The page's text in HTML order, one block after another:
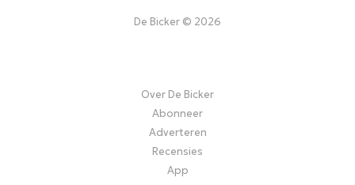
De Bicker © 2026
Over De Bicker
Abonneer
Adverteren
Recensies
App